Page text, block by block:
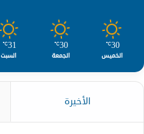
30
℃
الخميس
30
℃
الجمعة
31
℃
السبت
الأخيرة